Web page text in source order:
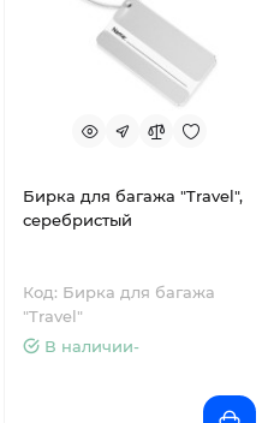
Бирка для багажа "Travel",
серебристый
Код: Бирка для багажа
"Travel"
В наличии-